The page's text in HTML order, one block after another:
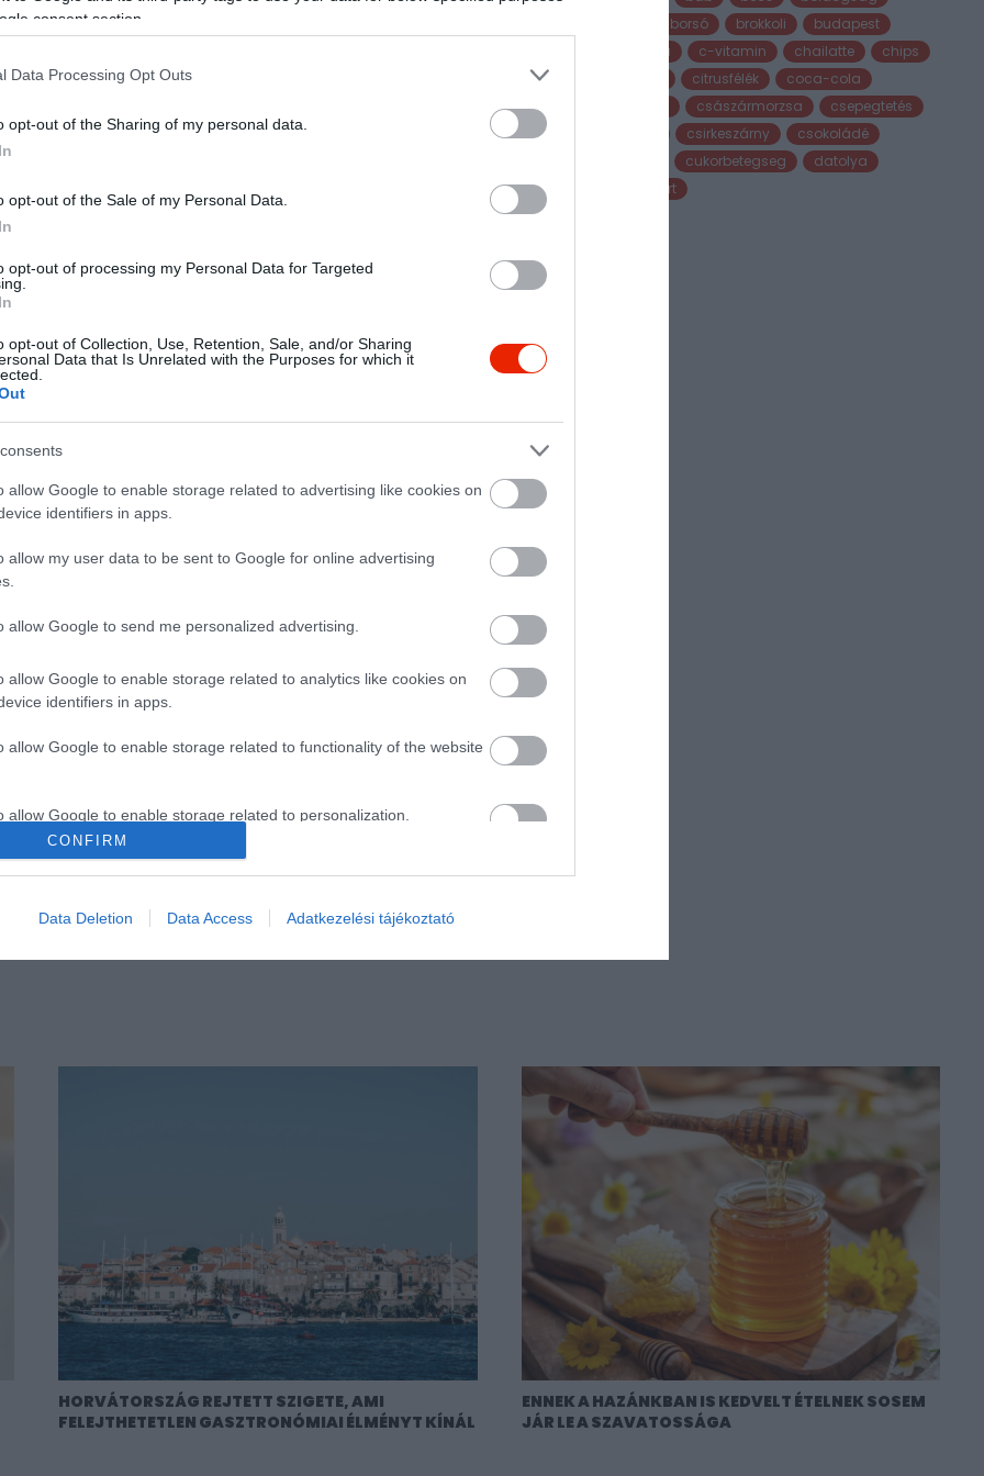
consent section.
Data Processing Opt Outs
opt-out of the Sharing of my personal data.
opt-out of the Sale of my Personal Data.
opt-out of processing my Personal Data for Targeted
opt-out of Collection, Use, Retention, Sale, and/or Sharing
Data that Is Unrelated with the Purposes for which it
allow Google to enable storage related to advertising like cookies on
identifiers in apps.
allow my user data to be sent to Google for online advertising
allow Google to send me personalized advertising.
allow Google to enable storage related to analytics like cookies on
identifiers in apps.
allow Google to enable storage related to functionality of the website
allow Google to enable storage related to personalization.
CONFIRM
Data Deletion Data Access Adatkezelési tájékoztató
borsó brokkoli
budapest
burrata
c-vitamin chailatte
chips
citrusfélék
coca-cola
császármorzsa
csepegtetés
csirkeszárny
csokoládé
cukorbetegseg
datolya
desszert
köszönhetően pedig javíthatja az
jutott, hogy azoknak az embereknek, akik diót
agyi teljesítményük.
bír, ami azt jelenti, hogy nem emeli meg a
az ingerlékeny hangulatnak. Éppen ezért, ha tehetjük,
Adjuk hozzá egy egyszerű salátához, kombináljuk
is dobhatunk néhány szemet.
HORVÁTORSZÁG REJTETT SZIGETE, AMI
FELEJTHETETLEN GASZTRONÓMIAI ÉLMÉNYT KÍNÁL
ENNEK A HAZÁNKBAN IS KEDVELT ÉTELNEK SOSEM
JÁR LE A SZAVATOSSÁGA